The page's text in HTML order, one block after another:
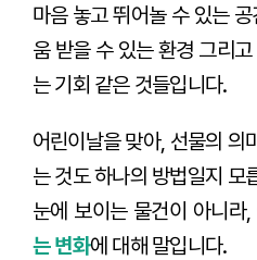
마음 놓고 뛰어놀 수 있는
움 받을 수 있는 환경 그리
는 기회 같은 것들입니다.
어린이날을 맞아, 선물의 의
는 것도 하나의 방법일지 모
눈에 보이는 물건이 아니라,
는 변화에 대해 말입니다.